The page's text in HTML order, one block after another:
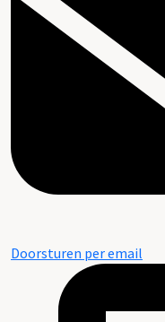
Doorsturen per email